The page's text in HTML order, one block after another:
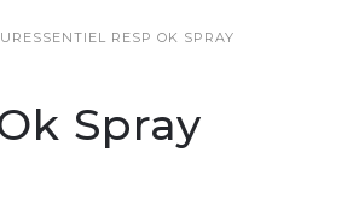
RESP OK SPRAY
Spray